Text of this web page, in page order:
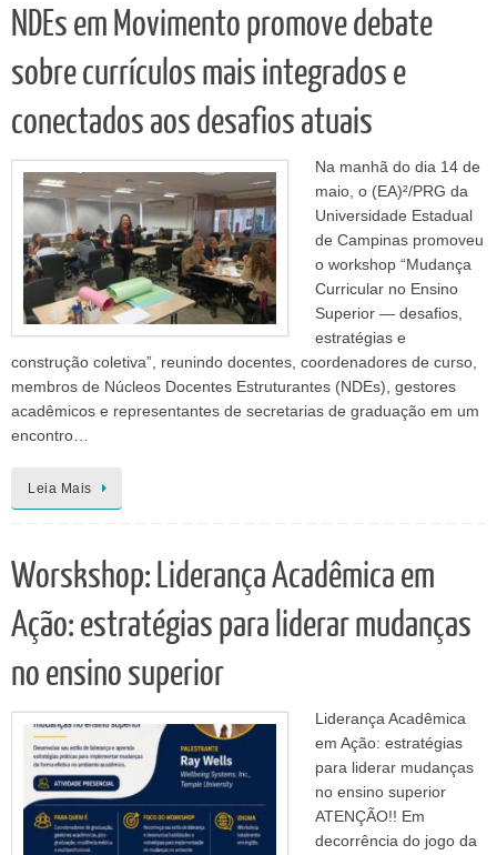
NDEs em Movimento promove debate
sobre currículos mais integrados e
conectados aos desafios atuais
Na manhã do dia 14 de
maio, o (EA)²/PRG da
Universidade Estadual
de Campinas promoveu
o workshop “Mudança
Curricular no Ensino
Superior — desafios,
estratégias e
construção coletiva”, reunindo docentes, coordenadores de curso,
membros de Núcleos Docentes Estruturantes (NDEs), gestores
acadêmicos e representantes de secretarias de graduação em um
encontro…
Leia Mais
Worskshop: Liderança Acadêmica em
Ação: estratégias para liderar mudanças
no ensino superior
Liderança Acadêmica
em Ação: estratégias
para liderar mudanças
no ensino superior
ATENÇÃO!! Em
decorrência do jogo da